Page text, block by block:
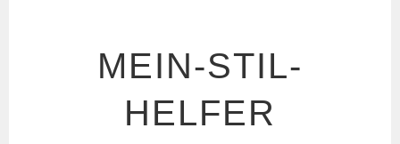
MEIN-STIL-
HELFER